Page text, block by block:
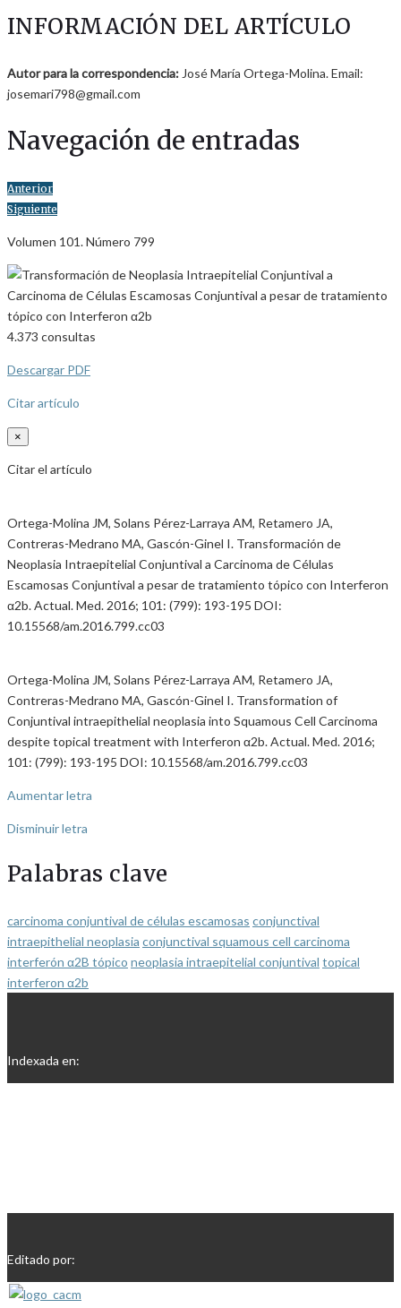
INFORMACIÓN DEL ARTÍCULO
Autor para la correspondencia: José María Ortega-Molina. Email:
josemari798@gmail.com
Navegación de entradas
Anterior
Siguiente
Volumen 101. Número 799
4.373 consultas
Descargar PDF
Citar artículo
×
Citar el artículo
Ortega-Molina JM, Solans Pérez-Larraya AM, Retamero JA,
Contreras-Medrano MA, Gascón-Ginel I. Transformación de
Neoplasia Intraepitelial Conjuntival a Carcinoma de Células
Escamosas Conjuntival a pesar de tratamiento tópico con Interferon
α2b. Actual. Med. 2016; 101: (799): 193-195 DOI:
10.15568/am.2016.799.cc03
Ortega-Molina JM, Solans Pérez-Larraya AM, Retamero JA,
Contreras-Medrano MA, Gascón-Ginel I. Transformation of
Conjuntival intraepithelial neoplasia into Squamous Cell Carcinoma
despite topical treatment with Interferon α2b. Actual. Med. 2016;
101: (799): 193-195 DOI: 10.15568/am.2016.799.cc03
Aumentar letra
Disminuir letra
Palabras clave
carcinoma conjuntival de células escamosas conjunctival
intraepithelial neoplasia conjunctival squamous cell carcinoma
interferón α2B tópico neoplasia intraepitelial conjuntival topical
interferon α2b
Indexada en:
Editado por: